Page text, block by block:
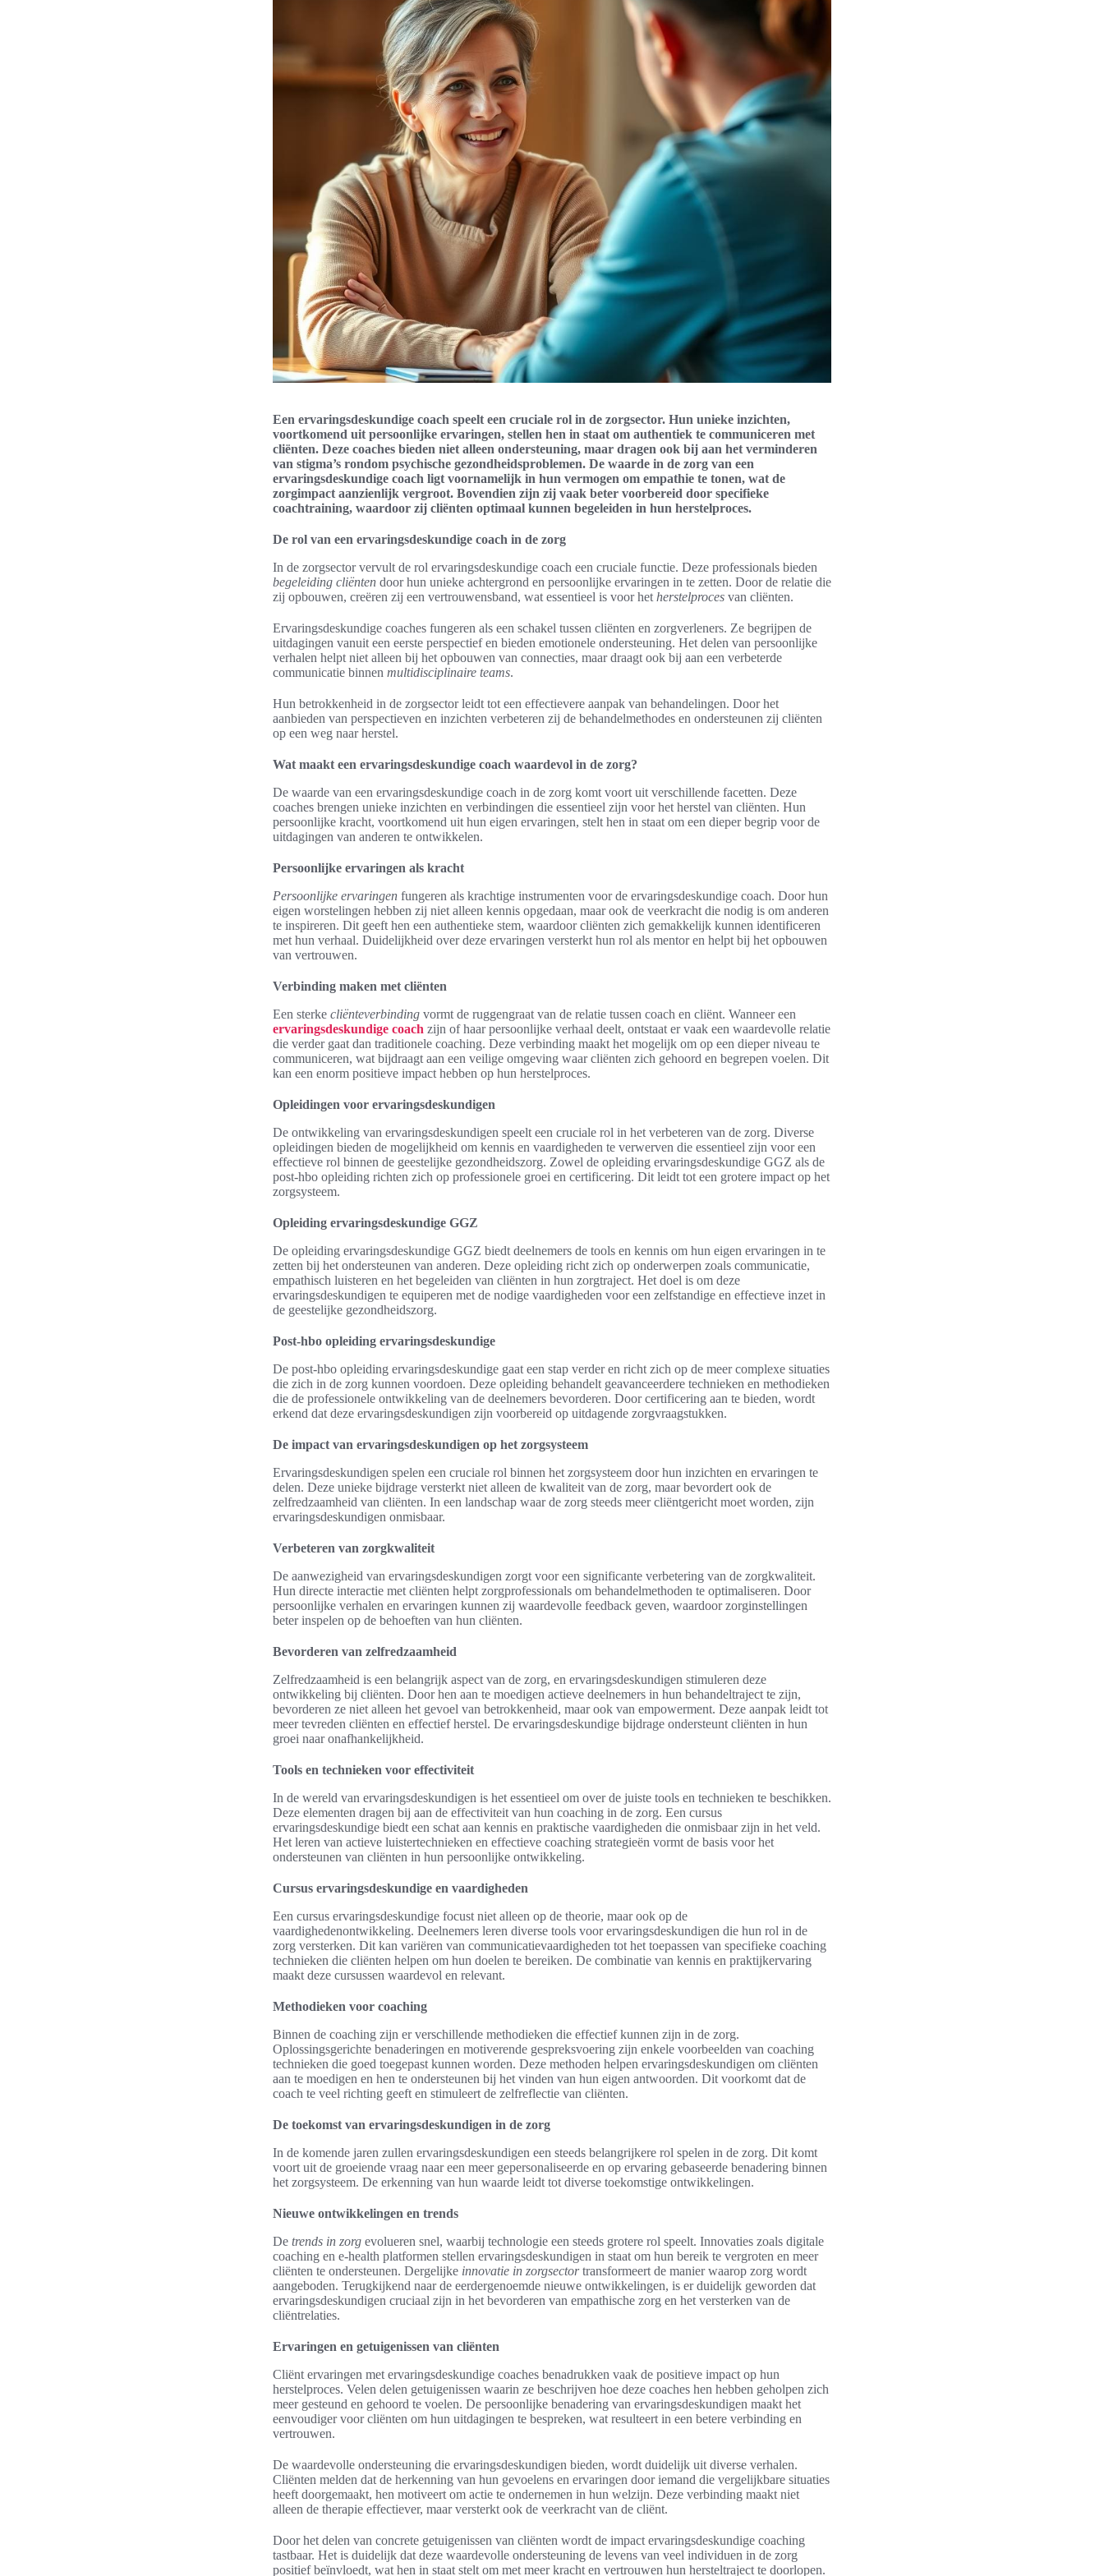
Een ervaringsdeskundige coach speelt een cruciale rol in de zorgsector. Hun unieke inzichten,
voortkomend uit persoonlijke ervaringen, stellen hen in staat om authentiek te communiceren met
cliënten. Deze coaches bieden niet alleen ondersteuning, maar dragen ook bij aan het verminderen
van stigma’s rondom psychische gezondheidsproblemen. De waarde in de zorg van een
ervaringsdeskundige coach ligt voornamelijk in hun vermogen om empathie te tonen, wat de
zorgimpact aanzienlijk vergroot. Bovendien zijn zij vaak beter voorbereid door specifieke
coachtraining, waardoor zij cliënten optimaal kunnen begeleiden in hun herstelproces.
De rol van een ervaringsdeskundige coach in de zorg
In de zorgsector vervult de rol ervaringsdeskundige coach een cruciale functie. Deze professionals bieden
begeleiding cliënten door hun unieke achtergrond en persoonlijke ervaringen in te zetten. Door de relatie die
zij opbouwen, creëren zij een vertrouwensband, wat essentieel is voor het herstelproces van cliënten.
Ervaringsdeskundige coaches fungeren als een schakel tussen cliënten en zorgverleners. Ze begrijpen de
uitdagingen vanuit een eerste perspectief en bieden emotionele ondersteuning. Het delen van persoonlijke
verhalen helpt niet alleen bij het opbouwen van connecties, maar draagt ook bij aan een verbeterde
communicatie binnen multidisciplinaire teams.
Hun betrokkenheid in de zorgsector leidt tot een effectievere aanpak van behandelingen. Door het
aanbieden van perspectieven en inzichten verbeteren zij de behandelmethodes en ondersteunen zij cliënten
op een weg naar herstel.
Wat maakt een ervaringsdeskundige coach waardevol in de zorg?
De waarde van een ervaringsdeskundige coach in de zorg komt voort uit verschillende facetten. Deze
coaches brengen unieke inzichten en verbindingen die essentieel zijn voor het herstel van cliënten. Hun
persoonlijke kracht, voortkomend uit hun eigen ervaringen, stelt hen in staat om een dieper begrip voor de
uitdagingen van anderen te ontwikkelen.
Persoonlijke ervaringen als kracht
Persoonlijke ervaringen fungeren als krachtige instrumenten voor de ervaringsdeskundige coach. Door hun
eigen worstelingen hebben zij niet alleen kennis opgedaan, maar ook de veerkracht die nodig is om anderen
te inspireren. Dit geeft hen een authentieke stem, waardoor cliënten zich gemakkelijk kunnen identificeren
met hun verhaal. Duidelijkheid over deze ervaringen versterkt hun rol als mentor en helpt bij het opbouwen
van vertrouwen.
Verbinding maken met cliënten
Een sterke cliënteverbinding vormt de ruggengraat van de relatie tussen coach en cliënt. Wanneer een
ervaringsdeskundige coach zijn of haar persoonlijke verhaal deelt, ontstaat er vaak een waardevolle relatie
die verder gaat dan traditionele coaching. Deze verbinding maakt het mogelijk om op een dieper niveau te
communiceren, wat bijdraagt aan een veilige omgeving waar cliënten zich gehoord en begrepen voelen. Dit
kan een enorm positieve impact hebben op hun herstelproces.
Opleidingen voor ervaringsdeskundigen
De ontwikkeling van ervaringsdeskundigen speelt een cruciale rol in het verbeteren van de zorg. Diverse
opleidingen bieden de mogelijkheid om kennis en vaardigheden te verwerven die essentieel zijn voor een
effectieve rol binnen de geestelijke gezondheidszorg. Zowel de opleiding ervaringsdeskundige GGZ als de
post-hbo opleiding richten zich op professionele groei en certificering. Dit leidt tot een grotere impact op het
zorgsysteem.
Opleiding ervaringsdeskundige GGZ
De opleiding ervaringsdeskundige GGZ biedt deelnemers de tools en kennis om hun eigen ervaringen in te
zetten bij het ondersteunen van anderen. Deze opleiding richt zich op onderwerpen zoals communicatie,
empathisch luisteren en het begeleiden van cliënten in hun zorgtraject. Het doel is om deze
ervaringsdeskundigen te equiperen met de nodige vaardigheden voor een zelfstandige en effectieve inzet in
de geestelijke gezondheidszorg.
Post-hbo opleiding ervaringsdeskundige
De post-hbo opleiding ervaringsdeskundige gaat een stap verder en richt zich op de meer complexe situaties
die zich in de zorg kunnen voordoen. Deze opleiding behandelt geavanceerdere technieken en methodieken
die de professionele ontwikkeling van de deelnemers bevorderen. Door certificering aan te bieden, wordt
erkend dat deze ervaringsdeskundigen zijn voorbereid op uitdagende zorgvraagstukken.
De impact van ervaringsdeskundigen op het zorgsysteem
Ervaringsdeskundigen spelen een cruciale rol binnen het zorgsysteem door hun inzichten en ervaringen te
delen. Deze unieke bijdrage versterkt niet alleen de kwaliteit van de zorg, maar bevordert ook de
zelfredzaamheid van cliënten. In een landschap waar de zorg steeds meer cliëntgericht moet worden, zijn
ervaringsdeskundigen onmisbaar.
Verbeteren van zorgkwaliteit
De aanwezigheid van ervaringsdeskundigen zorgt voor een significante verbetering van de zorgkwaliteit.
Hun directe interactie met cliënten helpt zorgprofessionals om behandelmethoden te optimaliseren. Door
persoonlijke verhalen en ervaringen kunnen zij waardevolle feedback geven, waardoor zorginstellingen
beter inspelen op de behoeften van hun cliënten.
Bevorderen van zelfredzaamheid
Zelfredzaamheid is een belangrijk aspect van de zorg, en ervaringsdeskundigen stimuleren deze
ontwikkeling bij cliënten. Door hen aan te moedigen actieve deelnemers in hun behandeltraject te zijn,
bevorderen ze niet alleen het gevoel van betrokkenheid, maar ook van empowerment. Deze aanpak leidt tot
meer tevreden cliënten en effectief herstel. De ervaringsdeskundige bijdrage ondersteunt cliënten in hun
groei naar onafhankelijkheid.
Tools en technieken voor effectiviteit
In de wereld van ervaringsdeskundigen is het essentieel om over de juiste tools en technieken te beschikken.
Deze elementen dragen bij aan de effectiviteit van hun coaching in de zorg. Een cursus
ervaringsdeskundige biedt een schat aan kennis en praktische vaardigheden die onmisbaar zijn in het veld.
Het leren van actieve luistertechnieken en effectieve coaching strategieën vormt de basis voor het
ondersteunen van cliënten in hun persoonlijke ontwikkeling.
Cursus ervaringsdeskundige en vaardigheden
Een cursus ervaringsdeskundige focust niet alleen op de theorie, maar ook op de
vaardighedenontwikkeling. Deelnemers leren diverse tools voor ervaringsdeskundigen die hun rol in de
zorg versterken. Dit kan variëren van communicatievaardigheden tot het toepassen van specifieke coaching
technieken die cliënten helpen om hun doelen te bereiken. De combinatie van kennis en praktijkervaring
maakt deze cursussen waardevol en relevant.
Methodieken voor coaching
Binnen de coaching zijn er verschillende methodieken die effectief kunnen zijn in de zorg.
Oplossingsgerichte benaderingen en motiverende gespreksvoering zijn enkele voorbeelden van coaching
technieken die goed toegepast kunnen worden. Deze methoden helpen ervaringsdeskundigen om cliënten
aan te moedigen en hen te ondersteunen bij het vinden van hun eigen antwoorden. Dit voorkomt dat de
coach te veel richting geeft en stimuleert de zelfreflectie van cliënten.
De toekomst van ervaringsdeskundigen in de zorg
In de komende jaren zullen ervaringsdeskundigen een steeds belangrijkere rol spelen in de zorg. Dit komt
voort uit de groeiende vraag naar een meer gepersonaliseerde en op ervaring gebaseerde benadering binnen
het zorgsysteem. De erkenning van hun waarde leidt tot diverse toekomstige ontwikkelingen.
Nieuwe ontwikkelingen en trends
De trends in zorg evolueren snel, waarbij technologie een steeds grotere rol speelt. Innovaties zoals digitale
coaching en e-health platformen stellen ervaringsdeskundigen in staat om hun bereik te vergroten en meer
cliënten te ondersteunen. Dergelijke innovatie in zorgsectortransformeert de manier waarop zorg wordt
aangeboden. Terugkijkend naar de eerdergenoemde nieuwe ontwikkelingen, is er duidelijk geworden dat
ervaringsdeskundigen cruciaal zijn in het bevorderen van empathische zorg en het versterken van de
cliëntrelaties.
Ervaringen en getuigenissen van cliënten
Cliënt ervaringen met ervaringsdeskundige coaches benadrukken vaak de positieve impact op hun
herstelproces. Velen delen getuigenissen waarin ze beschrijven hoe deze coaches hen hebben geholpen zich
meer gesteund en gehoord te voelen. De persoonlijke benadering van ervaringsdeskundigen maakt het
eenvoudiger voor cliënten om hun uitdagingen te bespreken, wat resulteert in een betere verbinding en
vertrouwen.
De waardevolle ondersteuning die ervaringsdeskundigen bieden, wordt duidelijk uit diverse verhalen.
Cliënten melden dat de herkenning van hun gevoelens en ervaringen door iemand die vergelijkbare situaties
heeft doorgemaakt, hen motiveert om actie te ondernemen in hun welzijn. Deze verbinding maakt niet
alleen de therapie effectiever, maar versterkt ook de veerkracht van de cliënt.
Door het delen van concrete getuigenissen van cliënten wordt de impact ervaringsdeskundige coaching
tastbaar. Het is duidelijk dat deze waardevolle ondersteuning de levens van veel individuen in de zorg
positief beïnvloedt, wat hen in staat stelt om met meer kracht en vertrouwen hun hersteltraject te doorlopen.